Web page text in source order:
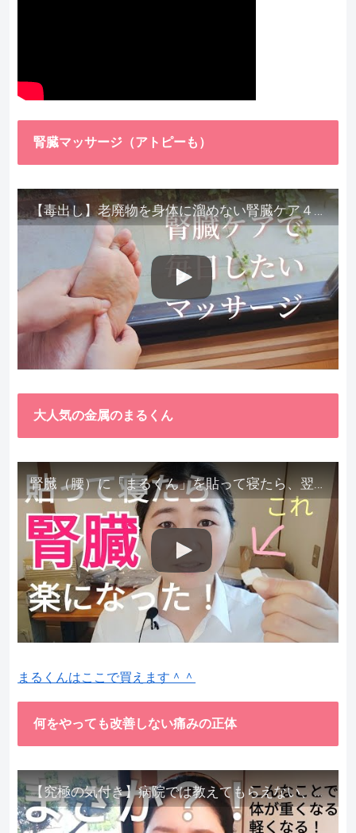
腎臓マッサージ（アトピーも）
【毒出し】老廃物を身体に溜めない腎臓ケア４種をご紹介します。
大人気の金属のまるくん
腎臓（腰）に「まるくん」を貼って寝たら、翌朝めちゃ楽でびっくりしました。腎臓叩いても痛くない！【お客様の声を試してみた】
まるくんはここで買えます＾＾
何をやっても改善しない痛みの正体
【究極の気付き】病院では教えてもらえない、その長年悩んできた痛み、症状、どうして治らないのか？痛みの正体、実際に今すぐ試して知ってほしい。